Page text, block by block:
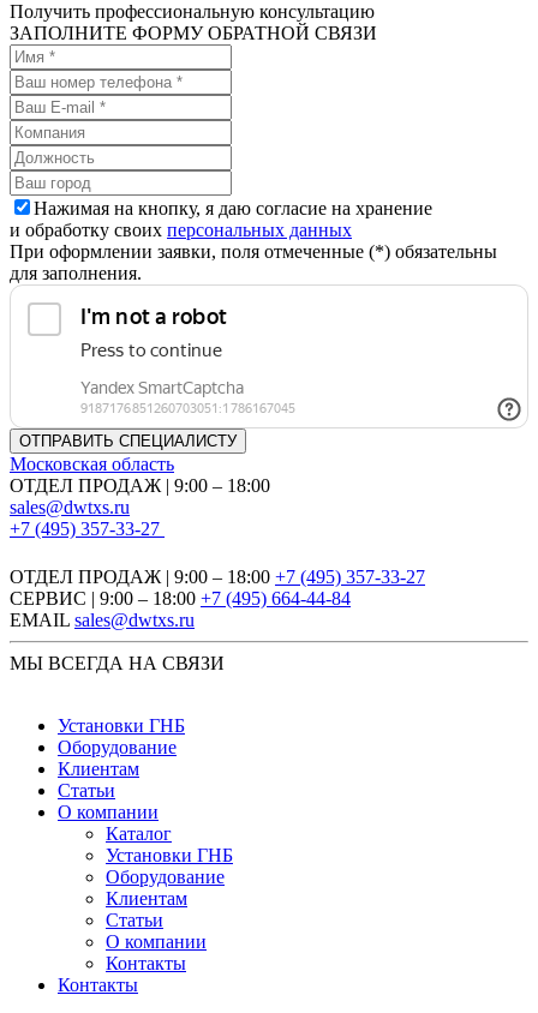
Получить профессиональную консультацию
ЗАПОЛНИТЕ ФОРМУ ОБРАТНОЙ СВЯЗИ
Нажимая на кнопку, я даю согласие на хранение
и обработку своих персональных данных
При оформлении заявки, поля отмеченные (*) обязательны
для заполнения.
Московская область
ОТДЕЛ ПРОДАЖ | 9:00 – 18:00
sales@dwtxs.ru
+7 (495) 357-33-27
ОТДЕЛ ПРОДАЖ | 9:00 – 18:00 +7 (495) 357-33-27
СЕРВИС | 9:00 – 18:00 +7 (495) 664-44-84
EMAIL sales@dwtxs.ru
МЫ ВСЕГДА НА СВЯЗИ
Установки ГНБ
Оборудование
Клиентам
Статьи
О компании
Каталог
Установки ГНБ
Оборудование
Клиентам
Статьи
О компании
Контакты
Контакты